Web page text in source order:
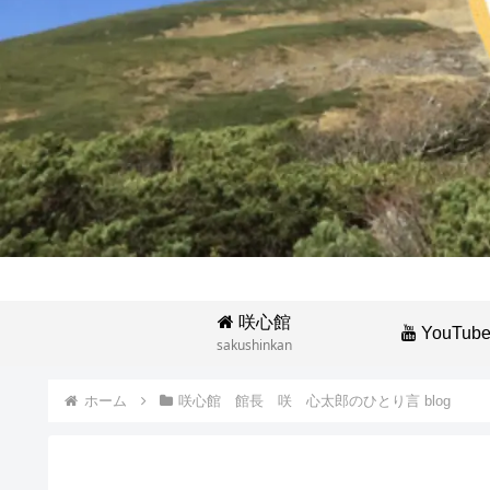
咲心館
sakushinkan
YouTube
ホーム 咲心館 館長 咲 心太郎のひとり言 blog